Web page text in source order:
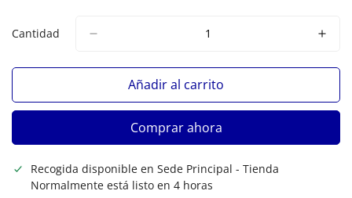
Cantidad
Añadir al carrito
Comprar ahora
Recogida disponible en Sede Principal - Tienda
Normalmente está listo en 4 horas